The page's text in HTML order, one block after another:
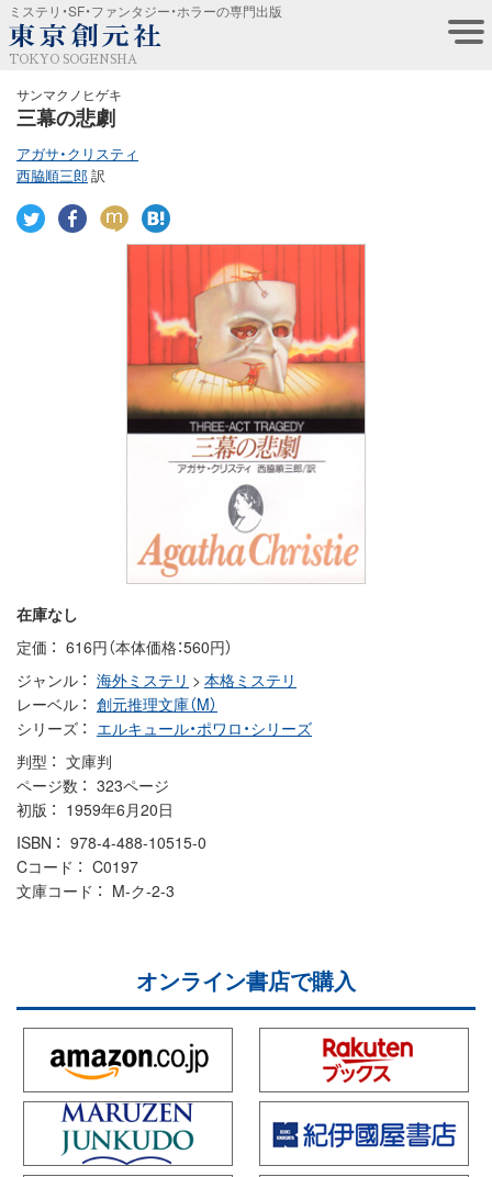
ミステリ・SF・ファンタジー・ホラーの専門出版
TOKYO SOGENSHA
サンマクノヒゲキ
三幕の悲劇
アガサ・クリスティ
西脇順三郎訳
在庫なし
定価
616円（本体価格：560円）
ジャンル
海外ミステリ > 本格ミステリ
レーベル
創元推理文庫（M）
シリーズ
エルキュール・ポワロ・シリーズ
判型
文庫判
ページ数
323ページ
初版
1959年6月20日
ISBN
978-4-488-10515-0
Cコード
C0197
文庫コード
M-ク-2-3
オンライン書店で購入